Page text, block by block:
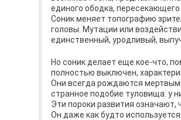
единого ободка, пересекающего
Соник меняет топографию
головы. Мутации или
единственный, уродливый,
Но соник делает еще кое-что,
полностью выключен,
Они всегда рождаются
странное подобие туловища: у
Эти пороки развития означают,
Он даже как будто